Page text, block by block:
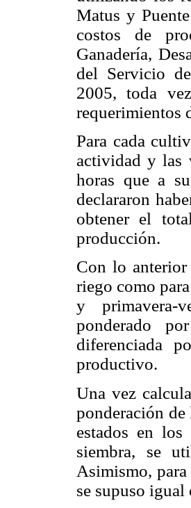
Matus y
costos de
Ganadería,
del Servicio
2005, toda
requerimientos
Para cada
actividad y las
horas que a
declararon
obtener el
producción.
Con lo
riego como
y primavera-
ponderado
diferenciada
productivo.
Una vez
ponderación de
estados en
siembra, se
Asimismo,
se supuso